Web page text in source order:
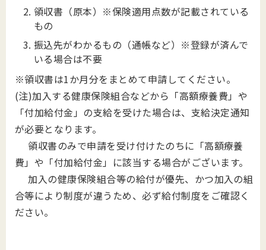
領収書（原本）※保険適用点数が記載されている
もの
振込先がわかるもの（通帳など）※登録が済んで
いる場合は不要
※領収書は1か月分をまとめて申請してください。
(注)加入する健康保険組合などから「高額療養費」や
「付加給付金」の支給を受けた場合は、支給決定通知
が必要となります。
領収書のみで申請を受け付けたのちに「高額療養
費」や「付加給付金」に該当する場合がございます。
加入の健康保険組合等の給付が優先、かつ加入の組
合等により制度が違うため、必ず給付制度をご確認く
ださい。